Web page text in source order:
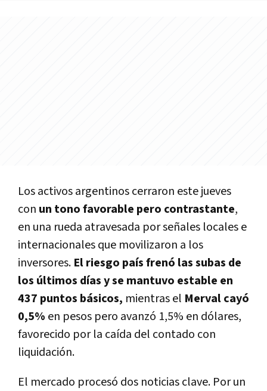
Los activos argentinos cerraron este jueves
con un tono favorable pero contrastante,
en una rueda atravesada por señales locales e
internacionales que movilizaron a los
inversores. El riesgo país frenó las subas de
los últimos días y se mantuvo estable en
437 puntos básicos, mientras el Merval cayó
0,5% en pesos pero avanzó 1,5% en dólares,
favorecido por la caída del contado con
liquidación.
El mercado procesó dos noticias clave. Por un